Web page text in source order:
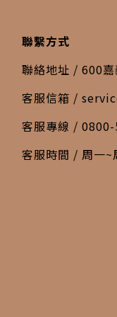
聯繫方式
聯絡地址 / 600
客服信箱 /
客服專線 /
客服時間 / 周一